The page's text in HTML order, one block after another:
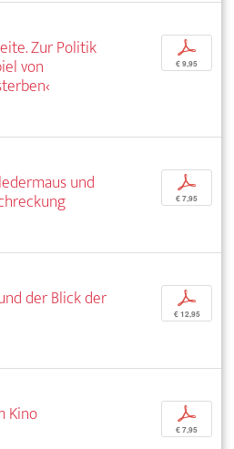
Zur Politik
von
p
€ 9,95
und
p
€ 7,95
der Blick der
p
€ 12,95
Kino
p
€ 7,95